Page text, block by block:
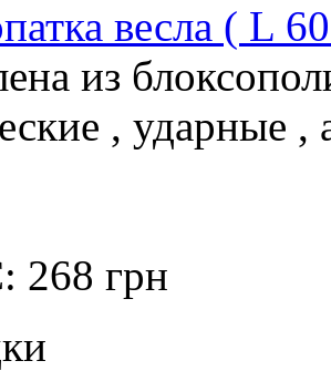
весла ( L
из
, ударные ,
268 грн